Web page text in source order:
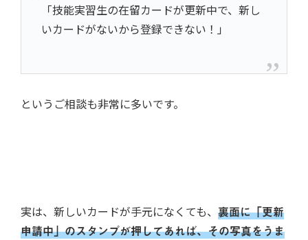
「技能実習生の在留カードが更新中で、新し
いカードがないから登録できない！」
というご相談も非常に多いです。
実は、新しいカードが手元になくても、 裏面に「更新
申請中」のスタンプが押してあれば、その写真をうま